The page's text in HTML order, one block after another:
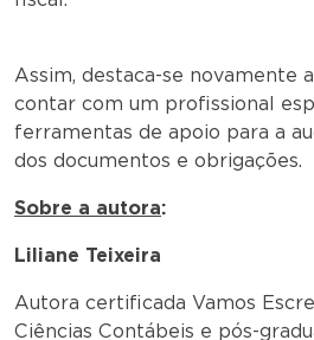
Assim, destaca-se novamente
contar com um profissional
ferramentas de apoio para a
dos documentos e obrigações.
Sobre a autora:
Liliane Teixeira
Autora certificada Vamos
Ciências Contábeis e pós-